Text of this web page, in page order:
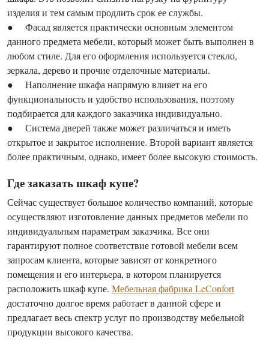
изделия и тем самым продлить срок ее службы.
● Фасад является практически основным элементом
данного предмета мебели, который может быть выполнен в
любом стиле. Для его оформления используется стекло,
зеркала, дерево и прочие отделочные материалы.
● Наполнение шкафа напрямую влияет на его
функциональность и удобство использования, поэтому
подбирается для каждого заказчика индивидуально.
● Система дверей также может различаться и иметь
открытое и закрытое исполнение. Второй вариант является
более практичным, однако, имеет более высокую стоимость.
Где заказать шкаф купе?
Сейчас существует большое количество компаний, которые
осуществляют изготовление данных предметов мебели по
индивидуальным параметрам заказчика. Все они
гарантируют полное соответствие готовой мебели всем
запросам клиента, которые зависят от конкретного
помещения и его интерьера, в котором планируется
расположить шкаф купе. Мебельная фабрика LeConfort
достаточно долгое время работает в данной сфере и
предлагает весь спектр услуг по производству мебельной
продукции высокого качества.